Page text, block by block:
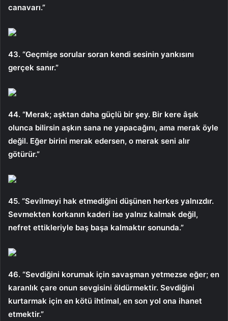
canavarı.”
43. “Geçmişe sorular soran kendi sesinin yankısını
gerçek sanır.”
44. “Merak; aşktan daha güçlü bir şey. Bir kere âşık
olunca bilirsin aşkın sana ne yapacağını, ama merak öyle
değil. Eğer birini merak edersen, o merak seni alır
götürür.”
45. “Sevilmeyi hak etmediğini düşünen herkes yalnızdır.
Sevmekten korkanın kaderi ise yalnız kalmak değil,
nefret ettikleriyle baş başa kalmaktır sonunda.”
46. “Sevdiğini korumak için savaşman yetmezse eğer; en
karanlık çare onun sevgisini öldürmektir. Sevdiğini
kurtarmak için en kötü ihtimal, en son yol ona ihanet
etmektir.”